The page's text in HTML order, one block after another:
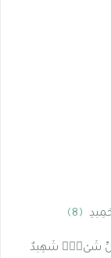
﴿8﴾
كُلِّ شَىْءٍۢ شَهِيدٌ